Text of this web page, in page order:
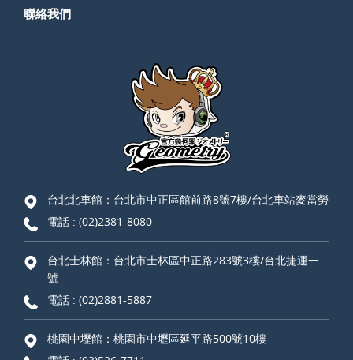
聯絡我們
台北北車館：台北市中正區館前路8號7樓/台北車站麥當勞
電話 : (02)2381-8080
台北士林館：台北市士林區中正路283號3樓/台北捷運一
號
電話 : (02)2881-5887
桃園中壢館：桃園市中壢區延平路500號10樓